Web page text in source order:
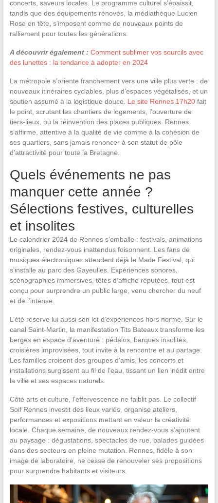
concerts, saveurs locales. Le programme culturel s’épaissit,
tandis que des équipements rénovés, la médiathèque Lucien
Rose en tête, s’imposent comme de nouveaux points de
ralliement pour toutes les générations.
A découvrir également : Comment sublimer vos sourcils avec
des lunettes : la tendance à adopter en 2024
La métropole s’oriente franchement vers une ville plus verte : de
nouveaux itinéraires cyclables, plus d’espaces végétalisés, et un
soutien assumé à la logistique douce. Le site Rennes 17h20fait
le point, scrutant les chantiers de logements, l’ouverture de
tiers-lieux, ou la réinvention des places publiques. Rennes
s’affirme, attentive à la qualité de vie comme à la cohésion de
ses quartiers, sans jamais renoncer à son statut de pôle
d’attractivité pour toute la Bretagne.
Quels événements ne pas
manquer cette année ?
Sélections festives, culturelles
et insolites
Le calendrier 2024 de Rennes s’emballe : festivals, animations
originales, rendez-vous inattendus foisonnent. Les fans de
musiques électroniques attendent déjà le Made Festival, qui
s’installe au parc des Gayeulles. Expériences sonores,
scénographies immersives, têtes d’affiche réputées, tout est
conçu pour surprendre un public large, venu chercher du neuf
et de l’intense.
L’été réserve lui aussi son lot d’expériences hors norme. Sur le
canal Saint-Martin, la manifestation Tits Bateaux transforme les
berges en espace d’aventure : pédalos, barques insolites,
croisières improvisées, tout invite à la rencontre et au partage.
Les familles croisent des groupes d’amis, les concerts et
installations surgissent au fil de l’eau, tissant un lien inédit entre
la ville et ses espaces naturels.
Côté arts et culture, l’effervescence ne faiblit pas. Le collectif
Soif Rennes investit des lieux variés, organise ateliers,
performances et expositions mettant en valeur la créativité
locale. Chaque semaine, de nouveaux rendez-vous s’ajoutent
au paysage : dégustations, spectacles de rue, balades guidées
dans des secteurs en pleine mutation. Rennes, fidèle à son
image de laboratoire, ne cesse de renouveler ses propositions
pour surprendre habitants et visiteurs.